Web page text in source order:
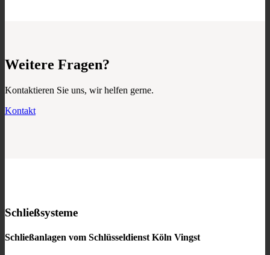
Weitere Fragen?
Kontaktieren Sie uns, wir helfen gerne.
Kontakt
Schließsysteme
Schließanlagen vom Schlüsseldienst Köln Vingst